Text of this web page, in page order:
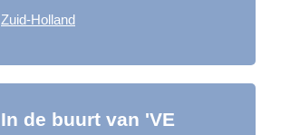
Zuid-Holland
In de buurt van 'VE